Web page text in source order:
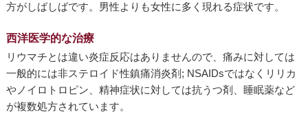
方がしばしばです。男性よりも女性に多く現れる症状です。
西洋医学的な治療
リウマチとは違い炎症反応はありませんので、痛みに対しては
一般的には非ステロイド性鎮痛消炎剤; NSAIDsではなくリリカ
やノイロトロピン、精神症状に対しては抗うつ剤、睡眠薬など
が複数処方されています。